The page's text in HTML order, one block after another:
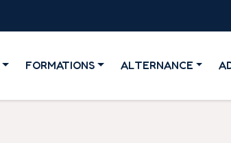
FORMATIONS ALTERNANCE